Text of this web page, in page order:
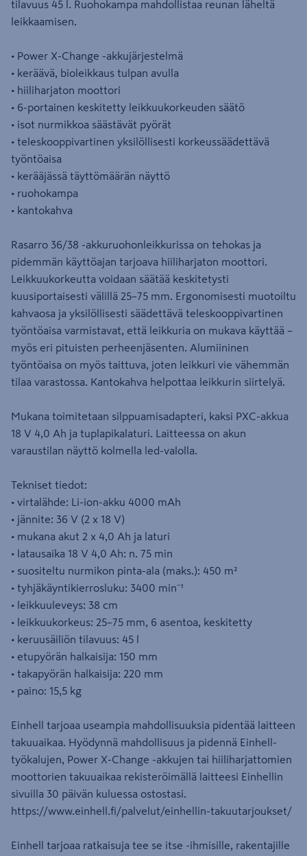
tilavuus 45 l. Ruohokampa mahdollistaa reunan läheltä
leikkaamisen.
• Power X-Change -akkujärjestelmä
• keräävä, bioleikkaus tulpan avulla
• hiiliharjaton moottori
• 6-portainen keskitetty leikkuukorkeuden säätö
• isot nurmikkoa säästävät pyörät
• teleskooppivartinen yksilöllisesti korkeussäädettävä
työntöaisa
• kerääjässä täyttömäärän näyttö
• ruohokampa
• kantokahva
Rasarro 36/38 -akkuruohonleikkurissa on tehokas ja
pidemmän käyttöajan tarjoava hiiliharjaton moottori.
Leikkuukorkeutta voidaan säätää keskitetysti
kuusiportaisesti välillä 25–75 mm. Ergonomisesti muotoiltu
kahvaosa ja yksilöllisesti säädettävä teleskooppivartinen
työntöaisa varmistavat, että leikkuria on mukava käyttää –
myös eri pituisten perheenjäsenten. Alumiininen
työntöaisa on myös taittuva, joten leikkuri vie vähemmän
tilaa varastossa. Kantokahva helpottaa leikkurin siirtelyä.
Mukana toimitetaan silppuamisadapteri, kaksi PXC-akkua
18 V 4,0 Ah ja tuplapikalaturi. Laitteessa on akun
varaustilan näyttö kolmella led-valolla.
Tekniset tiedot:
• virtalähde: Li-ion-akku 4000 mAh
• jännite: 36 V (2 x 18 V)
• mukana akut 2 x 4,0 Ah ja laturi
• latausaika 18 V 4,0 Ah: n. 75 min
• suositeltu nurmikon pinta-ala (maks.): 450 m²
• tyhjäkäyntikierrosluku: 3400 min⁻¹
• leikkuuleveys: 38 cm
• leikkuukorkeus: 25–75 mm, 6 asentoa, keskitetty
• keruusäiliön tilavuus: 45 l
• etupyörän halkaisija: 150 mm
• takapyörän halkaisija: 220 mm
• paino: 15,5 kg
Einhell tarjoaa useampia mahdollisuuksia pidentää laitteen
takuuaikaa. Hyödynnä mahdollisuus ja pidennä Einhell-
työkalujen, Power X-Change -akkujen tai hiiliharjattomien
moottorien takuuaikaa rekisteröimällä laitteesi Einhellin
sivuilla 30 päivän kuluessa ostostasi.
https://www.einhell.fi/palvelut/einhellin-takuutarjoukset/
Einhell tarjoaa ratkaisuja tee se itse -ihmisille, rakentajille